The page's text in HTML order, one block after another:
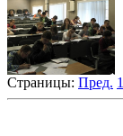
Страницы: Пред. 1